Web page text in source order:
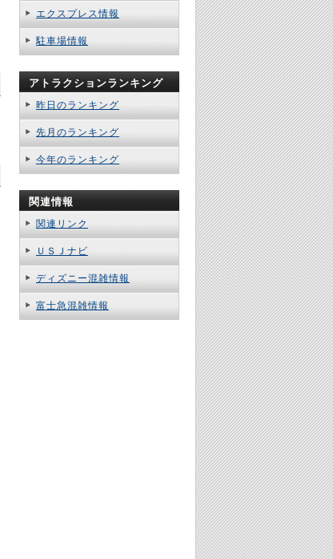
エクスプレス情報
駐車場情報
アトラクションランキング
昨日のランキング
先月のランキング
今年のランキング
関連情報
関連リンク
ＵＳＪナビ
ディズニー混雑情報
富士急混雑情報